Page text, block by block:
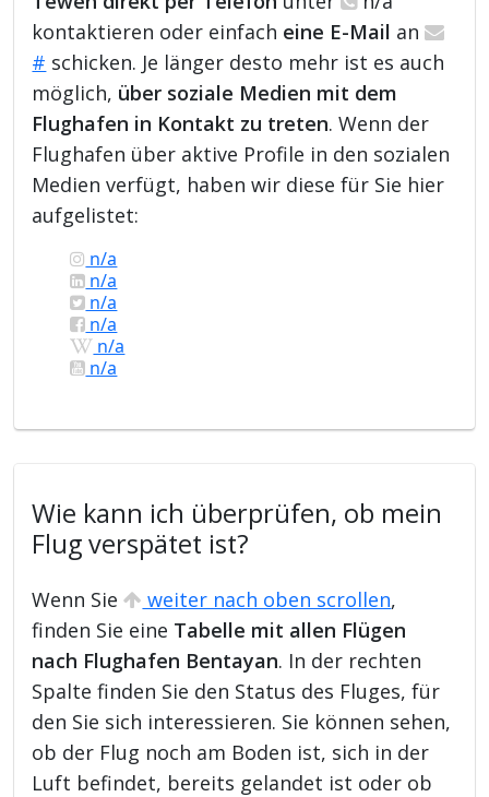
kontaktieren oder einfach eine E-Mail an
# schicken. Je länger desto mehr ist es auch
möglich, über soziale Medien mit dem
Flughafen in Kontakt zu treten. Wenn der
Flughafen über aktive Profile in den sozialen
Medien verfügt, haben wir diese für Sie hier
aufgelistet:
n/a
n/a
n/a
n/a
n/a
n/a
Wie kann ich überprüfen, ob mein
Flug verspätet ist?
Wenn Sie weiter nach oben scrollen,
finden Sie eine Tabelle mit allen Flügen
nach Flughafen Bentayan. In der rechten
Spalte finden Sie den Status des Fluges, für
den Sie sich interessieren. Sie können sehen,
ob der Flug noch am Boden ist, sich in der
Luft befindet, bereits gelandet ist oder ob